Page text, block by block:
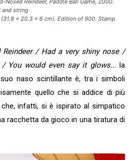
string
(31.8 x 20.3 x 6 cm). Edition of 900. Stamp
Reindeer / Had a very shiny nose /
You would even say it glows.. . la
naso scintillante è, tra i simboli
quello che si addice di più
che, infatti, si è ispirato al simpatico
racchetta da gioco in una tiratura di